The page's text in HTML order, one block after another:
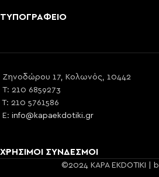
ΤΥΠΟΓΡΑΦΕΙΟ
Ζηνοδώρου 17, Κολωνός, 10442
T: 210 6859273
T: 210 5761586
E: info@kapaekdotiki.gr
ΧΡΗΣΙΜΟΙ ΣΥΝΔΕΣΜΟΙ
©2024 KAPA EKDOTIKI |